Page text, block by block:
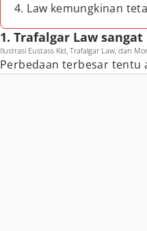
4. Law kemungkinan
1. Trafalgar Law
Ilustrasi Eustass Kid, Trafalgar Law, dan
Perbedaan terbesar tentu